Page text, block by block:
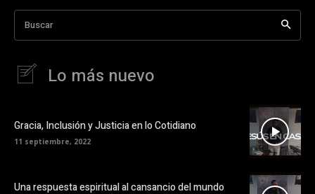
Buscar
Lo más nuevo
Gracia, Inclusión y Justicia en lo Cotidiano
11 septiembre, 2022
Una respuesta espiritual al cansancio del mundo